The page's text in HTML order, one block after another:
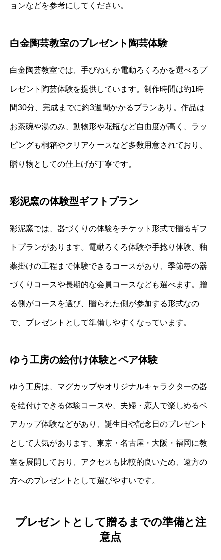
ョンなどを参考にしてください。
白金陶芸教室のプレゼント陶芸体験
白金陶芸教室では、手びねりか電動ろくろかを選べるプ
レゼント陶芸体験を提供しています。制作時間は約1時
間30分、完成までに約3週間かかるプランあり。作品は
お茶碗や湯のみ、動物形や花瓶など自由度が高く、ラッ
ピングも桐箱やクリアケースなど多数用意されており、
贈り物としての仕上げが丁寧です。
彩泥窯の体験型ギフトプラン
彩泥窯では、器づくりの体験をチケット形式で贈るギフ
トプランがあります。電動ろくろ体験や手捻り体験、釉
薬掛けの工程まで体験できるコースがあり、季節毎の器
づくりコースや長期的な会員コースなども選べます。贈
る側がコースを選び、贈られた側が参加する形式なの
で、プレゼントとして準備しやすくなっています。
ゆう工房の絵付け体験とペア体験
ゆう工房は、マグカップやオリジナルキャラクターの器
を絵付けできる体験コースや、夫婦・恋人で楽しめるペ
アカップ体験などがあり、誕生日や記念日のプレゼント
として人気があります。東京・名古屋・大阪・福岡に教
室を展開しており、アクセスも比較的良いため、遠方の
方へのプレゼントとして選びやすいです。
プレゼントとして贈るまでの準備と注
意点